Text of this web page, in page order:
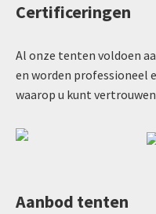
Certificeringen
Al onze tenten voldoen
en worden professioneel
waarop u kunt
Aanbod tenten